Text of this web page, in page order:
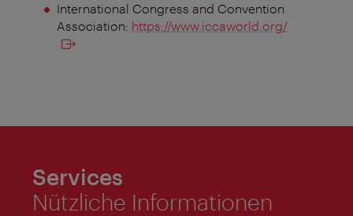
International Congress and Convention
Association: https://www.iccaworld.org/
Services
Nützliche Informationen